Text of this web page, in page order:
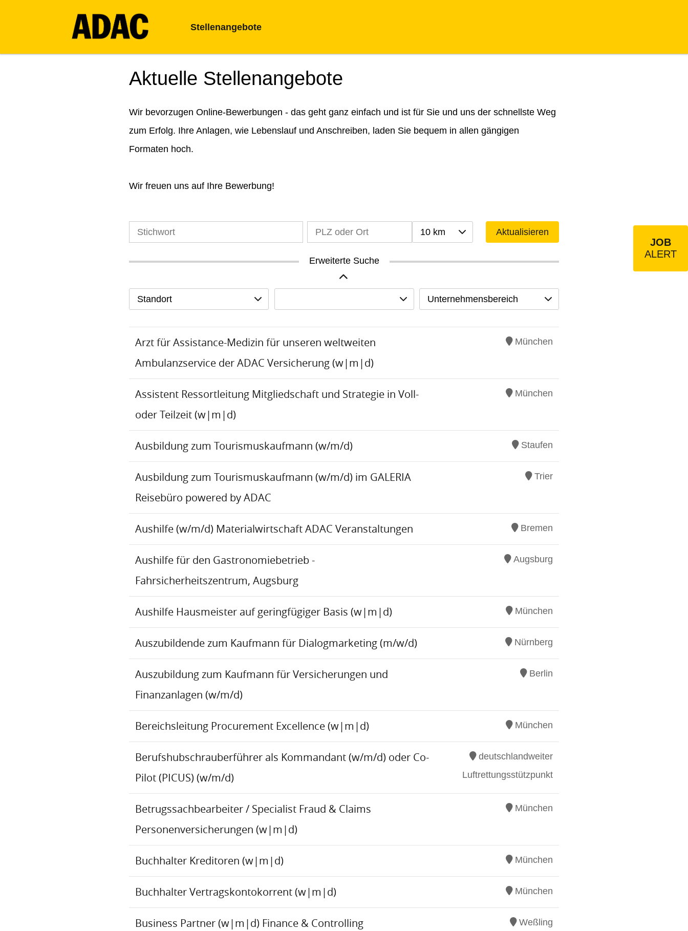
Stellenangebote
Aktuelle Stellenangebote
Wir bevorzugen Online-Bewerbungen - das geht ganz einfach und ist für Sie und uns der schnellste Weg
zum Erfolg. Ihre Anlagen, wie Lebenslauf und Anschreiben, laden Sie bequem in allen gängigen
Formaten hoch.
Wir freuen uns auf Ihre Bewerbung!
10 km Aktualisieren
Erweiterte Suche
Standort Unternehmensbereich
Arzt für Assistance-Medizin für unseren weltweiten
Ambulanzservice der ADAC Versicherung (w|m|d)
München
Assistent Ressortleitung Mitgliedschaft und Strategie in Voll-
oder Teilzeit (w|m|d)
München
Ausbildung zum Tourismuskaufmann (w/m/d) Staufen
Ausbildung zum Tourismuskaufmann (w/m/d) im GALERIA
Reisebüro powered by ADAC
Trier
Aushilfe (w/m/d) Materialwirtschaft ADAC Veranstaltungen Bremen
Aushilfe für den Gastronomiebetrieb -
Fahrsicherheitszentrum, Augsburg
Augsburg
Aushilfe Hausmeister auf geringfügiger Basis (w|m|d) München
Auszubildende zum Kaufmann für Dialogmarketing (m/w/d) Nürnberg
Auszubildung zum Kaufmann für Versicherungen und
Finanzanlagen (w/m/d)
Berlin
Bereichsleitung Procurement Excellence (w|m|d) München
Berufshubschrauberführer als Kommandant (w/m/d) oder Co-
Pilot (PICUS) (w/m/d)
deutschlandweiter
Luftrettungsstützpunkt
Betrugssachbearbeiter / Specialist Fraud & Claims
Personenversicherungen (w|m|d)
München
Buchhalter Kreditoren (w|m|d) München
Buchhalter Vertragskontokorrent (w|m|d) München
Business Partner (w|m|d) Finance & Controlling Weßling
JOB
ALERT